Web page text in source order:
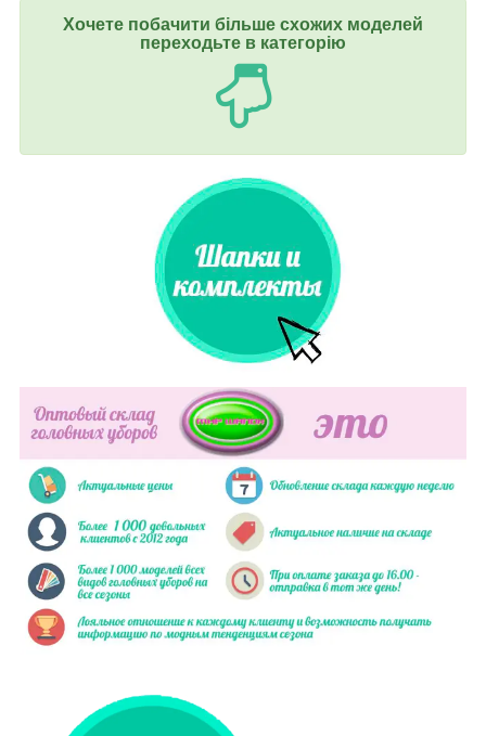
Хочете побачити більше схожих моделей
переходьте в категорію